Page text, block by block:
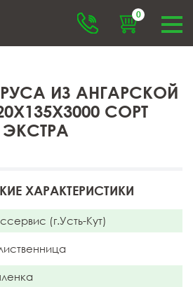
0
ИЗ АНГАРСКОЙ
СОРТ
ЭКСТРА
ХАРАКТЕРИСТИКИ
(г.Усть-Кут)